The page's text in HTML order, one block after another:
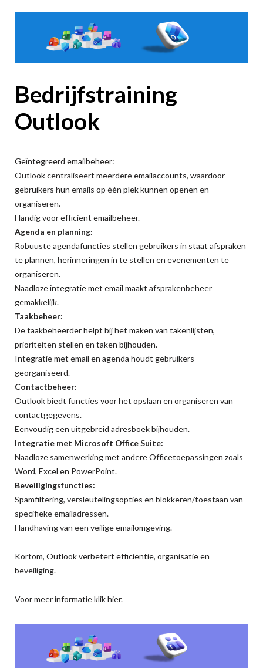
Bedrijfstraining
Outlook
Geïntegreerd emailbeheer:
Outlook centraliseert meerdere emailaccounts, waardoor
gebruikers hun emails op één plek kunnen openen en
organiseren.
Handig voor efficiënt emailbeheer.
Agenda en planning:
Robuuste agendafuncties stellen gebruikers in staat afspraken
te plannen, herinneringen in te stellen en evenementen te
organiseren.
Naadloze integratie met email maakt afsprakenbeheer
gemakkelijk.
Taakbeheer:
De taakbeheerder helpt bij het maken van takenlijsten,
prioriteiten stellen en taken bijhouden.
Integratie met email en agenda houdt gebruikers
georganiseerd.
Contactbeheer:
Outlook biedt functies voor het opslaan en organiseren van
contactgegevens.
Eenvoudig een uitgebreid adresboek bijhouden.
Integratie met Microsoft Office Suite:
Naadloze samenwerking met andere Officetoepassingen zoals
Word, Excel en PowerPoint.
Beveiligingsfuncties:
Spamfiltering, versleutelingsopties en blokkeren/toestaan van
specifieke emailadressen.
Handhaving van een veilige emailomgeving.
Kortom, Outlook verbetert efficiëntie, organisatie en
beveiliging.
Voor meer informatie klik hier.